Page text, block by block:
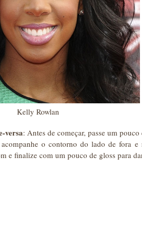
Kelly Rowlan
versa: Antes de começar, passe um
o contorno do lado de fora e
e finalize com um pouco de gloss para